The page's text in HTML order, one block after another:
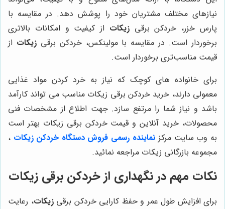
نیازهای مختلف مشتریان خود را پوشش دهد. در مقایسه با
پارس خزر، خردکن برقیزیکات از کیفیت و امکانات بالاتری
برخوردار است. در مقایسه با مولینکس، خردکن برقیزیکات از
قیمت مناسب‌تری برخوردار است.
برای خانواده های کوچک که نیاز به خرد کردن مواد غذایی
معمولی دارند، خرید خردکن برقی زیکات مناسب می تواند کارآمد
باشد و نیاز شما را مرتفع سازد. جهت اطلاع از مشخصات فنی
محصولات، خرید آنلاین و قیمت خردکن برقی زیکات بهتر است
به وب سایت مرکز نماینده رسمی فروش دستگاه خردکن زیکات ،
مجموعه بازرگانی زیکات مراجعه نمائید.
نکات مهم در نگهداری از خردکن برقی زیکات
برای افزایش طول عمر و حفظ کارایی خردکن برقیزیکات، رعایت